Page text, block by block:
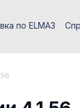
по ELMA3